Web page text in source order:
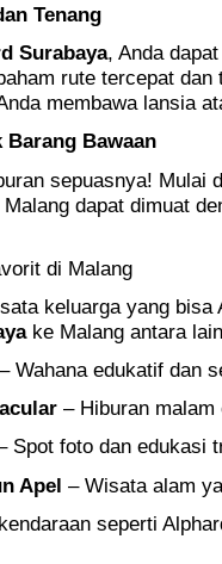
Tenang
Surabaya, Anda
rute tercepat
membawa lansia
Barang Bawaan
sepuasnya! Mulai
dapat dimuat
di Malang
keluarga yang bisa
ke Malang antara
– Wahana edukatif dan
– Hiburan
Spot foto dan edukasi
Apel – Wisata alam
seperti